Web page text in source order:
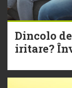
Dincolo
iritare?